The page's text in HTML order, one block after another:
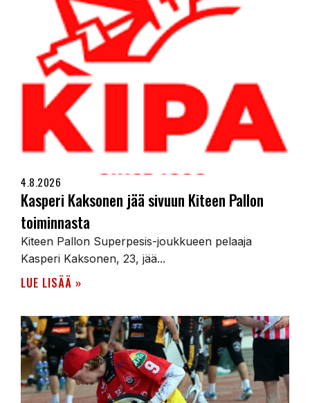
4.8.2026
Kasperi Kaksonen jää sivuun Kiteen Pallon
toiminnasta
Kiteen Pallon Superpesis-joukkueen pelaaja
Kasperi Kaksonen, 23, jää...
LUE LISÄÄ »